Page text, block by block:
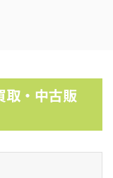
取・中古販